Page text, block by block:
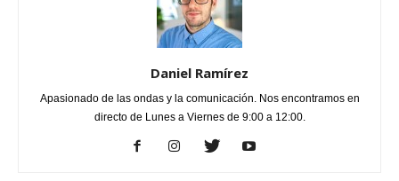
Daniel Ramírez
Apasionado de las ondas y la comunicación. Nos encontramos en
directo de Lunes a Viernes de 9:00 a 12:00.